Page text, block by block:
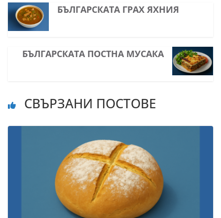
БЪЛГАРСКАТА ГРАХ ЯХНИЯ
БЪЛГАРСКАТА ПОСТНА МУСАКА
СВЪРЗАНИ ПОСТОВЕ